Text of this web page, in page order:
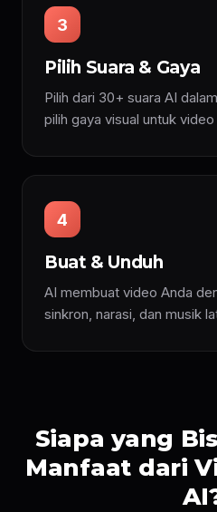
3
Pilih Suara & Gaya
Pilih dari 30+ suara AI
pilih gaya visual untuk video
4
Buat & Unduh
AI membuat video Anda
sinkron, narasi, dan musik
Siapa yang
Manfaat dari